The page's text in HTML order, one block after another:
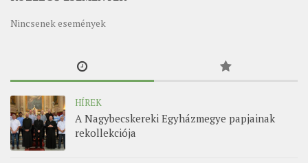
PASZTORÁLSZOCIOLÓGIAI FELMÉRÉS
KISKORÚAK VÉDELME
„GYERMEKVÉDELMI” KIHÍVÁSOK KÁNONJOGI
MEGKÖZELÍTÉSBEN
Nincsenek események
HÍREK
A Nagybecskereki Egyházmegye papjainak
rekollekciója